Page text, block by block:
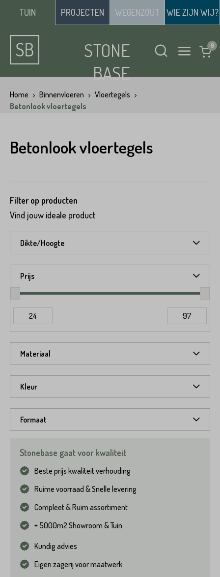
TUIN PROJECTEN WEGENZOUT WIE ZIJN WIJ?
STONE
BASE
Home Binnenvloeren
Vloertegels
Betonlook vloertegels
Betonlook vloertegels
Filter op producten
Vind jouw ideale product
Dikte/Hoogte
Prijs
24 97
Materiaal
Kleur
Formaat
Stonebase gaat voor kwaliteit
Beste prijs kwaliteit verhouding
Ruime voorraad & Snelle levering
Compleet & Ruim assortiment
+ 5000m2 Showroom & Tuin
Kundig advies
Eigen zagerij voor maatwerk